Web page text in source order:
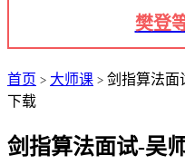
樊登
首页 > 大师课 > 剑指算法面
下载
剑指算法面试-吴